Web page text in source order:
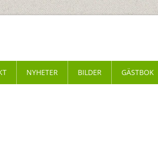
NYHETER BILDER GÄSTBOK